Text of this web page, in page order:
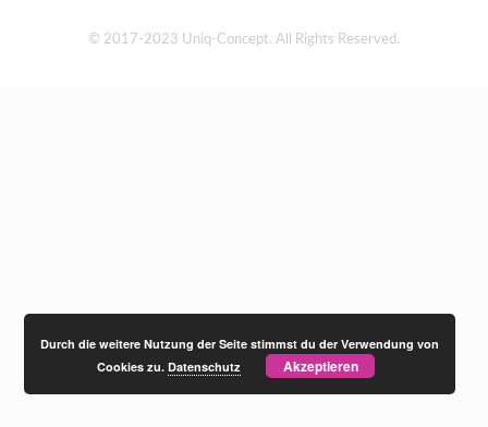
© 2017-2023 Uniq-Concept. All Rights Reserved.
Durch die weitere Nutzung der Seite stimmst du der Verwendung von
Cookies zu.Datenschutz Akzeptieren